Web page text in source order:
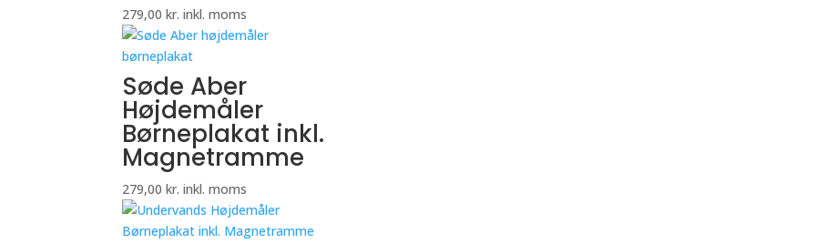
279,00kr. inkl. moms
Søde Aber
Højdemåler
Børneplakat inkl.
Magnetramme
279,00kr. inkl. moms